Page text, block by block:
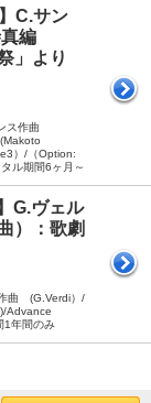
C.サン
編
」より
ス作曲
）/（Option:
ル期間6ヶ月～
G.ヴェル
）：歌劇
曲 (G.Verdi）/
Advance
1年間のみ